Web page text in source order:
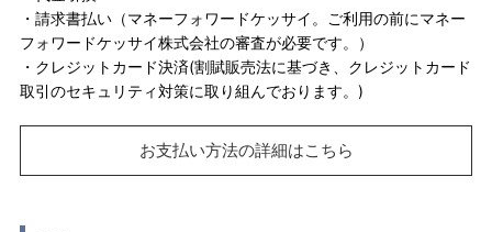
・請求書払い（マネーフォワードケッサイ。ご利用の前にマネー
フォワードケッサイ株式会社の審査が必要です。）
・クレジットカード決済(割賦販売法に基づき、クレジットカード
取引のセキュリティ対策に取り組んでおります。)
お支払い方法の詳細はこちら